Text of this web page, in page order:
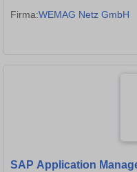
Firma:WEMAG Netz GmbH
SAP Application